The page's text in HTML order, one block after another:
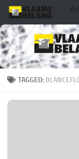
Skip to content
TAGGED: